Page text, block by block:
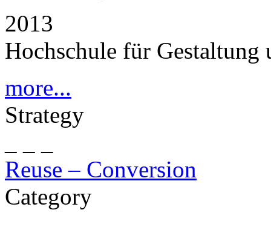
2013
Hochschule für
more...
Strategy
Reuse – Conversion
Category